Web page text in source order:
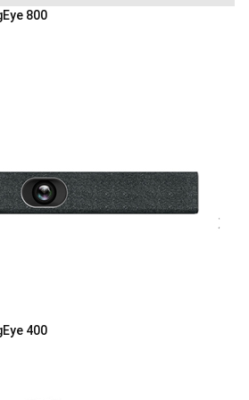
800
400